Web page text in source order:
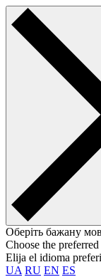
Оберіть бажану
Choose the
Elija el idioma
UA RU EN ES